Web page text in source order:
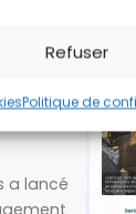
Refuser
Politique de
le
!
a lancé